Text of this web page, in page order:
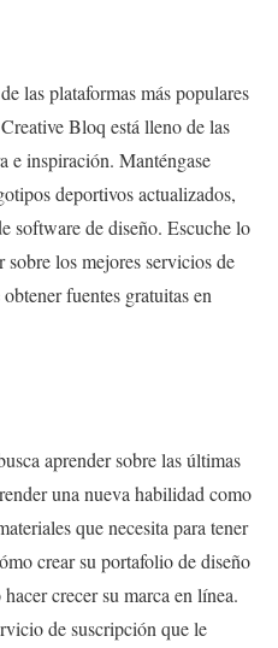
las plataformas más populares
Bloq está lleno de las
e inspiración. Manténgase
deportivos actualizados,
software de diseño. Escuche lo
los mejores servicios de
fuentes gratuitas en
aprender sobre las últimas
una nueva habilidad como
que necesita para tener
crear su portafolio de diseño
crecer su marca en línea.
de suscripción que le